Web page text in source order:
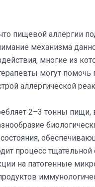
пищевой аллергии
механизма
многие из
могут
аллергической
2–3 тонны
процесс
на патогенные